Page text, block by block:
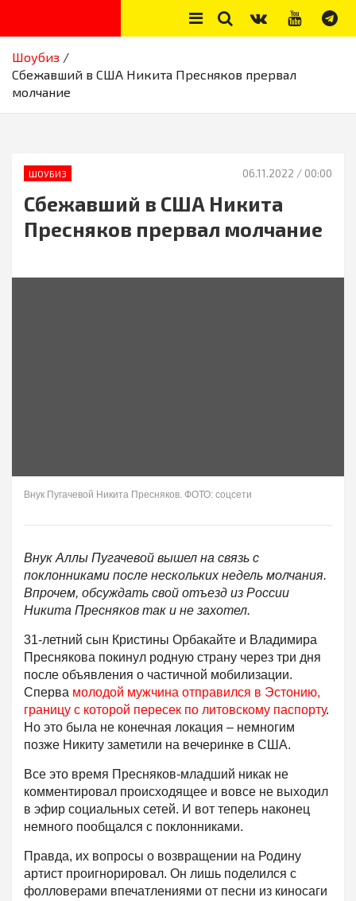
Секреты звёзд
видео из жизни звёзд
Шоубиз
Сбежавший в США Никита Пресняков прервал
молчание
ШОУБИЗ 06.11.2022 / 00:00
Сбежавший в США Никита
Пресняков прервал молчание
Внук Пугачевой Никита Пресняков. ФОТО: соцсети
Внук Аллы Пугачевой вышел на связь с
поклонниками после нескольких недель молчания.
Впрочем, обсуждать свой отъезд из России
Никита Пресняков так и не захотел.
31-летний сын Кристины Орбакайте и Владимира
Преснякова покинул родную страну через три дня
после объявления о частичной мобилизации.
Сперва молодой мужчина отправился в Эстонию,
границу с которой пересек по литовскому паспорту.
Но это была не конечная локация – немногим
позже Никиту заметили на вечеринке в США.
Все это время Пресняков-младший никак не
комментировал происходящее и вовсе не выходил
в эфир социальных сетей. И вот теперь наконец
немного пообщался с поклонниками.
Правда, их вопросы о возвращении на Родину
артист проигнорировал. Он лишь поделился с
фолловерами впечатлениями от песни из киносаги